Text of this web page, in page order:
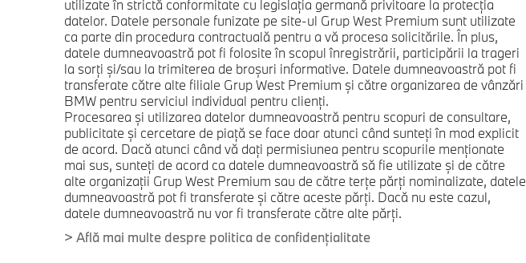
utilizate în strictă conformitate cu legislaţia germană privitoare la protecţia
datelor. Datele personale funizate pe site-ul Grup West Premium sunt utilizate
ca parte din procedura contractuală pentru a vă procesa solicitările. În plus,
datele dumneavoastră pot fi folosite în scopul înregistrării, participării la trageri
la sorţi şi/sau la trimiterea de broşuri informative. Datele dumneavoastră pot fi
transferate către alte filiale Grup West Premium şi către organizarea de vânzări
BMW pentru serviciul individual pentru clienţi.
Procesarea şi utilizarea datelor dumneavoastră pentru scopuri de consultare,
publicitate şi cercetare de piaţă se face doar atunci când sunteţi în mod explicit
de acord. Dacă atunci când vă daţi permisiunea pentru scopurile menţionate
mai sus, sunteţi de acord ca datele dumneavoastră să fie utilizate şi de către
alte organizaţii Grup West Premium sau de către terţe părţi nominalizate, datele
dumneavoastră pot fi transferate şi către aceste părţi. Dacă nu este cazul,
datele dumneavoastră nu vor fi transferate către alte părţi.
> Află mai multe despre politica de confidenţialitate